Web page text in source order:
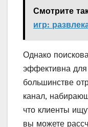
Смотрите
игр:
Однако
эффективна для
большинстве
канал,
что клиенты
вы можете